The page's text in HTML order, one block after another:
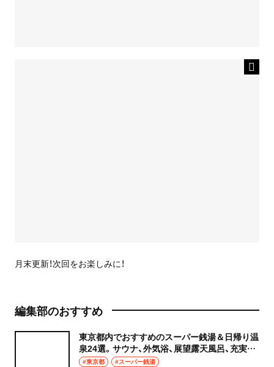
月末更新！次回をお楽しみに！
編集部のおすすめ
東京都内でおすすめのスーパー銭湯＆日帰り温
泉24選。サウナ、外気浴、展望露天風呂、充実の
癒やし空間へ
#東京都 #スーパー銭湯